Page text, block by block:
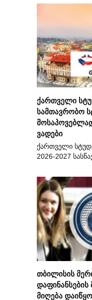
ქართველი
სამთავრობო
ვადები
ქართველი
2026-2027
თბილისის
დაფინანსების
მიღება